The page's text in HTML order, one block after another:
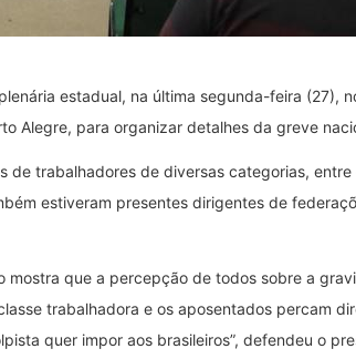
estadual, na última segunda-feira (27),
Alegre, para organizar detalhes da greve
trabalhadores de diversas categorias,
estiveram presentes dirigentes de
que a percepção de todos sobre a
trabalhadora e os aposentados percam
quer impor aos brasileiros”, defendeu o